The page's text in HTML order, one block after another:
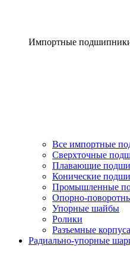
Импортные
Все импортные
Сверхточные
Плавающие
Конические
Промышленные
Опорно-
Упорные шайбы
Ролики
Разъемные
Радиально-упорные